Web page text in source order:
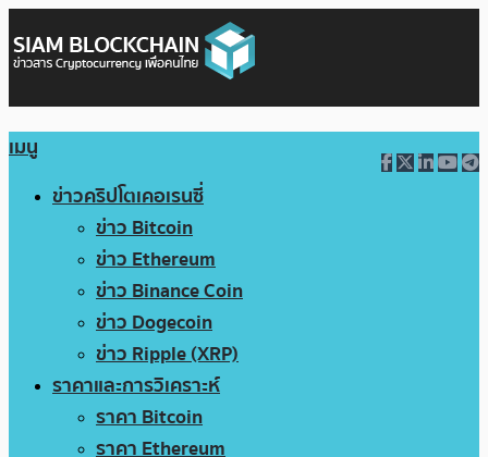
เมนู
ข่าวคริปโตเคอเรนซี่
ข่าว Bitcoin
ข่าว Ethereum
ข่าว Binance Coin
ข่าว Dogecoin
ข่าว Ripple (XRP)
ราคาและการวิเคราะห์
ราคา Bitcoin
ราคา Ethereum